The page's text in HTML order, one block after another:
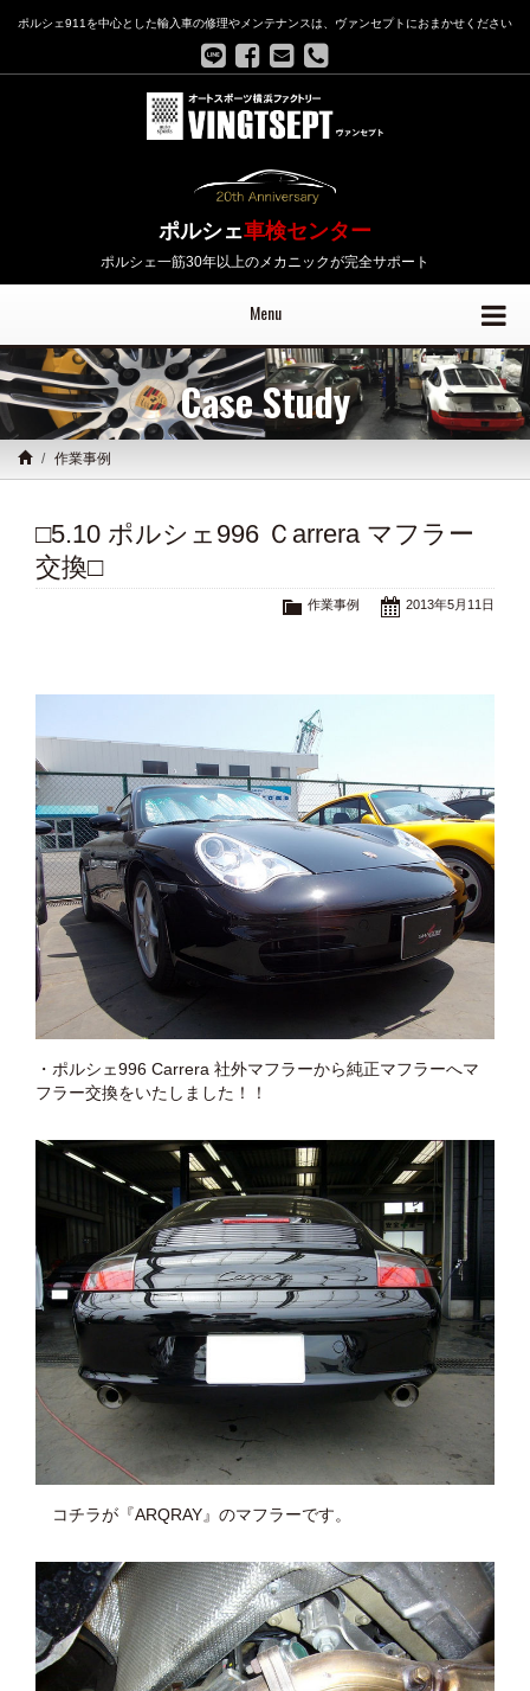
ポルシェ911を中心とした輸入車の修理やメンテナンスは、ヴァンセプトにおまかせください
ポルシェ車検センター
ポルシェ一筋30年以上のメカニックが完全サポート
Menu
Case Study
作業事例
□5.10 ポルシェ996 Ｃarrera マフラー
交換□
2013年5月11日
作業事例
・ポルシェ996 Carrera 社外マフラーから純正マフラーへマ
フラー交換をいたしました！！
コチラが『ARQRAY』のマフラーです。